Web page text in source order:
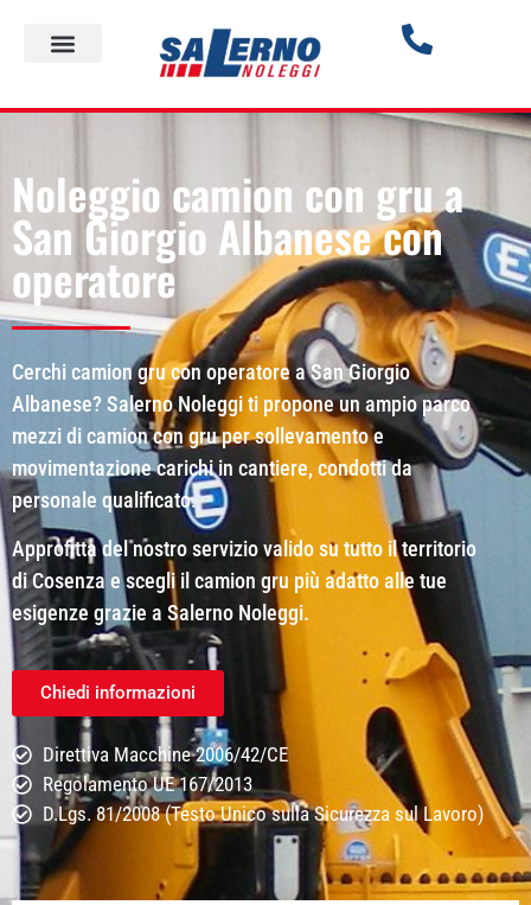
Noleggio camion con gru a
San Giorgio Albanese con
operatore
Cerchi camion gru con operatore a San Giorgio
Albanese? Salerno Noleggi ti propone un ampio parco
mezzi di camion con gru per sollevamento e
movimentazione carichi in cantiere, condotti da
personale qualificato.
Approfitta del nostro servizio valido su tutto il territorio
di Cosenza e scegli il camion gru più adatto alle tue
esigenze grazie a Salerno Noleggi.
Chiedi informazioni
Direttiva Macchine 2006/42/CE
Regolamento UE 167/2013
D.Lgs. 81/2008 (Testo Unico sulla Sicurezza sul Lavoro)